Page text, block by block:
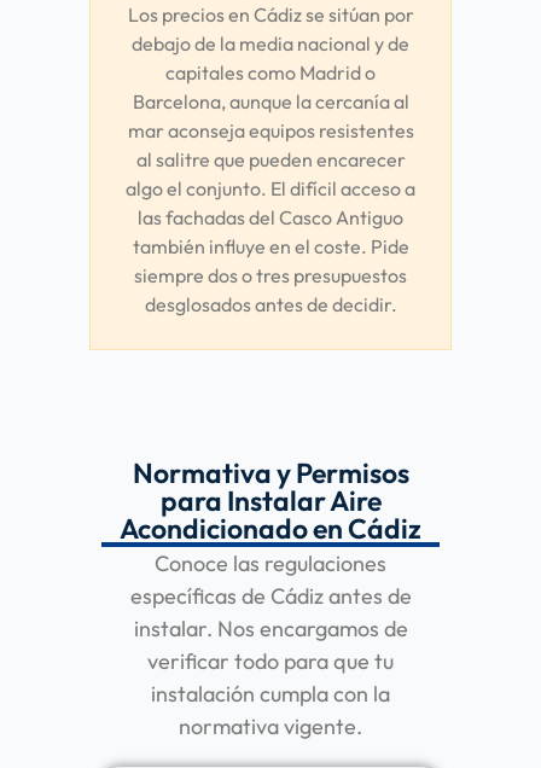
Los precios en Cádiz se sitúan por
debajo de la media nacional y de
capitales como Madrid o
Barcelona, aunque la cercanía al
mar aconseja equipos resistentes
al salitre que pueden encarecer
algo el conjunto. El difícil acceso a
las fachadas del Casco Antiguo
también influye en el coste. Pide
siempre dos o tres presupuestos
desglosados antes de decidir.
Normativa y Permisos
para Instalar Aire
Acondicionado en Cádiz
Conoce las regulaciones
específicas de Cádiz antes de
instalar. Nos encargamos de
verificar todo para que tu
instalación cumpla con la
normativa vigente.